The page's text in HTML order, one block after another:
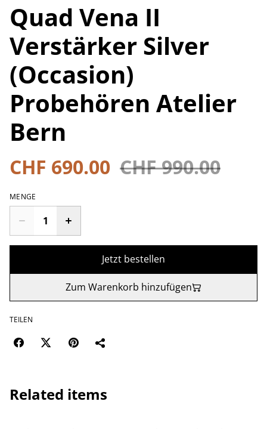
Quad Vena II
Verstärker Silver
(Occasion)
Probehören Atelier
Bern
CHF 690.00 CHF 990.00
MENGE
Jetzt bestellen
Zum Warenkorb hinzufügen
TEILEN
Related items